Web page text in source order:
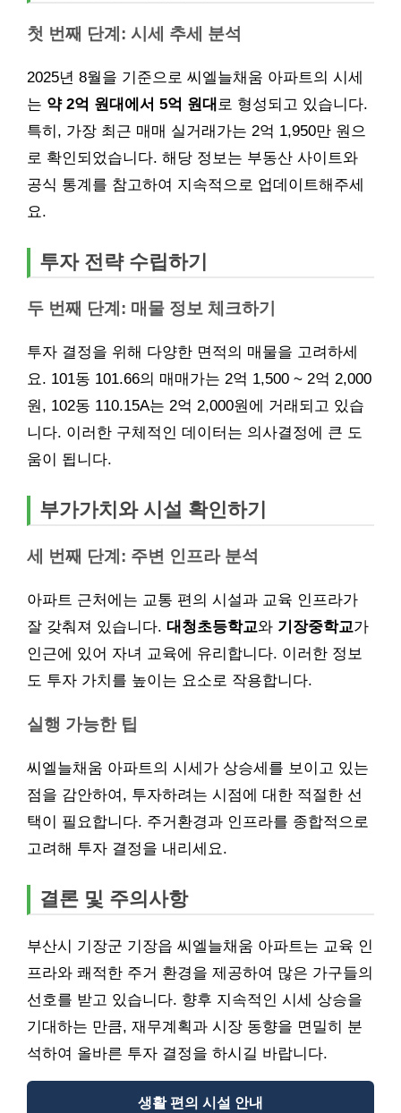
첫 번째 단계: 시세 추세 분석
2025년 8월을 기준으로 씨엘늘채움 아파트의 시세
는 약 2억 원대에서 5억 원대 로 형성되고 있습니다.
특히, 가장 최근 매매 실거래가는 2억 1,950만 원으
로 확인되었습니다. 해당 정보는 부동산 사이트와
공식 통계를 참고하여 지속적으로 업데이트해주세
요.
투자 전략 수립하기
두 번째 단계: 매물 정보 체크하기
투자 결정을 위해 다양한 면적의 매물을 고려하세
요. 101동 101.66의 매매가는 2억 1,500 ~ 2억 2,000
원, 102동 110.15A는 2억 2,000원에 거래되고 있습
니다. 이러한 구체적인 데이터는 의사결정에 큰 도
움이 됩니다.
부가가치와 시설 확인하기
세 번째 단계: 주변 인프라 분석
아파트 근처에는 교통 편의 시설과 교육 인프라가
잘 갖춰져 있습니다. 대청초등학교와 기장중학교가
인근에 있어 자녀 교육에 유리합니다. 이러한 정보
도 투자 가치를 높이는 요소로 작용합니다.
실행 가능한 팁
씨엘늘채움 아파트의 시세가 상승세를 보이고 있는
점을 감안하여, 투자하려는 시점에 대한 적절한 선
택이 필요합니다. 주거환경과 인프라를 종합적으로
고려해 투자 결정을 내리세요.
결론 및 주의사항
부산시 기장군 기장읍 씨엘늘채움 아파트는 교육 인
프라와 쾌적한 주거 환경을 제공하여 많은 가구들의
선호를 받고 있습니다. 향후 지속적인 시세 상승을
기대하는 만큼, 재무계획과 시장 동향을 면밀히 분
석하여 올바른 투자 결정을 하시길 바랍니다.
생활 편의 시설 안내